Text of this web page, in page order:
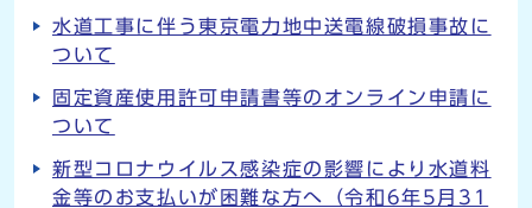
水道工事に伴う東京電力地中送電線破損事故に
ついて
固定資産使用許可申請書等のオンライン申請に
ついて
新型コロナウイルス感染症の影響により水道料
金等のお支払いが困難な方へ（令和6年5月31